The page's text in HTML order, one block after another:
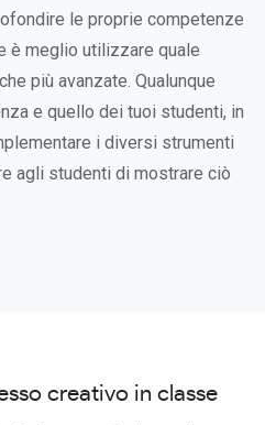
le proprie competenze
è meglio utilizzare quale
più avanzate. Qualunque
e quello dei tuoi studenti, in
i diversi strumenti
agli studenti di mostrare ciò
creativo in classe